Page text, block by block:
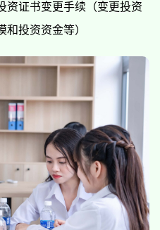
资证书变更手续（变更投资
投资资金等）